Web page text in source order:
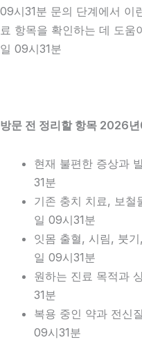
09시31분 문의 단계에서 이
료 항목을 확인하는 데 도
일 09시31분
방문 전 정리할 항목 2026
현재 불편한 증상과
31분
기존 충치 치료, 보
일 09시31분
잇몸 출혈, 시림, 붓
일 09시31분
원하는 진료 목적과
31분
복용 중인 약과 전신
09시31분